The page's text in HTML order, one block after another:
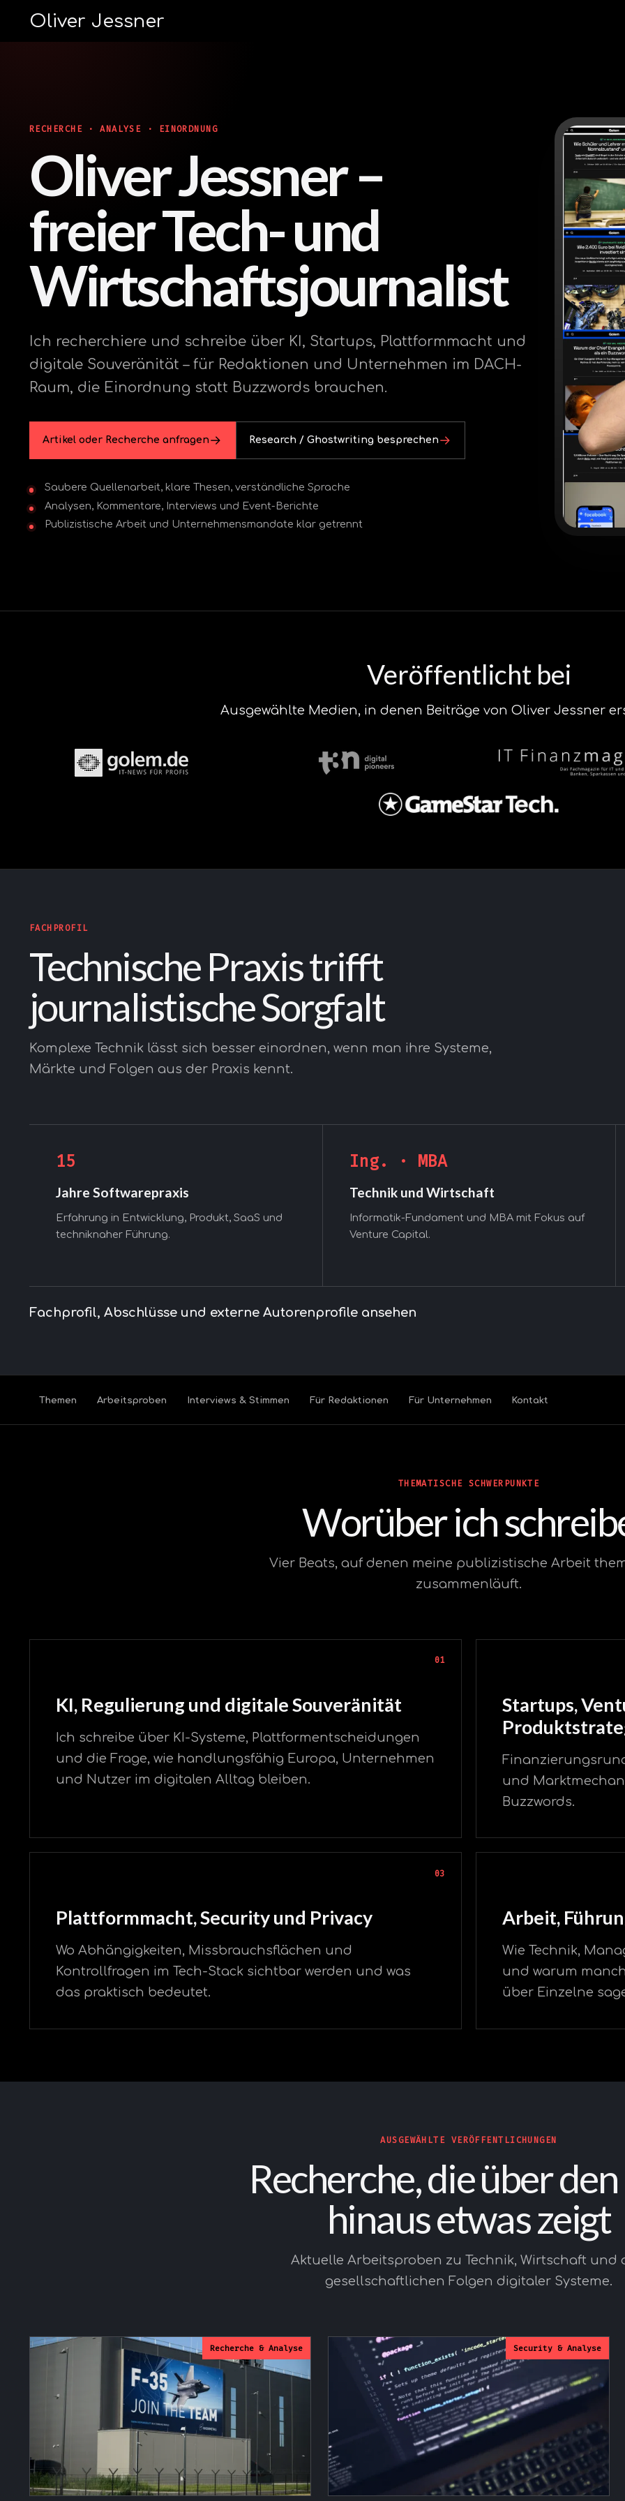
Oliver Jessner
RECHERCHE · ANALYSE · EINORDNUNG
Oliver Jessner –
freier Tech- und
Wirtschaftsjournalist
Ich recherchiere und schreibe über KI, Startups, Plattformmacht und
digitale Souveränität – für Redaktionen und Unternehmen im DACH-
Raum, die Einordnung statt Buzzwords brauchen.
Artikel oder Recherche anfragen Research / Ghostwriting besprechen
Saubere Quellenarbeit, klare Thesen, verständliche Sprache
Analysen, Kommentare, Interviews und Event-Berichte
Publizistische Arbeit und Unternehmensmandate klar getrennt
Veröffentlicht bei
Ausgewählte Medien, in denen Beiträge von Oliver Jessner
FACHPROFIL
Technische Praxis trifft
journalistische Sorgfalt
Komplexe Technik lässt sich besser einordnen, wenn man ihre Systeme,
Märkte und Folgen aus der Praxis kennt.
15
Jahre Softwarepraxis
Erfahrung in Entwicklung, Produkt, SaaS und
techniknaher Führung.
Ing. · MBA
Technik und Wirtschaft
Informatik-Fundament und MBA mit Fokus auf
Venture Capital.
Fachprofil, Abschlüsse und externe Autorenprofile ansehen
Themen Arbeitsproben Interviews & Stimmen Für Redaktionen Für Unternehmen Kontakt
THEMATISCHE SCHWERPUNKTE
Worüber ich
Vier Beats, auf denen meine publizistische Arbeit
zusammenläuft.
01
KI, Regulierung und digitale Souveränität
Ich schreibe über KI-Systeme, Plattformentscheidungen
und die Frage, wie handlungsfähig Europa, Unternehmen
und Nutzer im digitalen Alltag bleiben.
Startups,
und
Buzzwords.
03
Plattformmacht, Security und Privacy
Wo Abhängigkeiten, Missbrauchsflächen und
Kontrollfragen im Tech-Stack sichtbar werden und was
das praktisch bedeutet.
Arbeit,
Wie Technik,
und warum
über Einzelne
AUSGEWÄHLTE VERÖFFENTLICHUNGEN
Recherche, die über
hinaus etwas zeigt
Aktuelle Arbeitsproben zu Technik, Wirtschaft und
gesellschaftlichen Folgen digitaler Systeme.
Recherche & Analyse Security & Analyse